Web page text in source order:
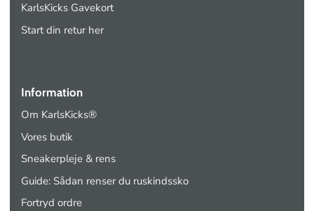
KarlsKicks Gavekort
Start din retur her
Information
Om KarlsKicks®
Vores butik
Sneakerpleje & rens
Guide: Sådan renser du ruskindssko
Fortryd ordre